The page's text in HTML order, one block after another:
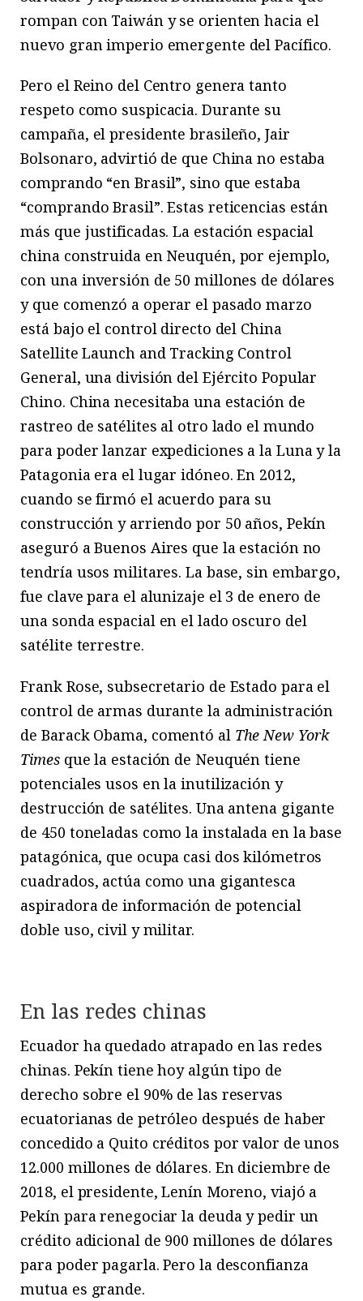
rompan con Taiwán y se orienten hacia el
nuevo gran imperio emergente del Pacífico.
Pero el Reino del Centro genera tanto
respeto como suspicacia. Durante su
campaña, el presidente brasileño, Jair
Bolsonaro, advirtió de que China no estaba
comprando “en Brasil”, sino que estaba
“comprando Brasil”. Estas reticencias están
más que justificadas. La estación espacial
china construida en Neuquén, por ejemplo,
con una inversión de 50 millones de dólares
y que comenzó a operar el pasado marzo
está bajo el control directo del China
Satellite Launch and Tracking Control
General, una división del Ejército Popular
Chino. China necesitaba una estación de
rastreo de satélites al otro lado el mundo
para poder lanzar expediciones a la Luna y la
Patagonia era el lugar idóneo. En 2012,
cuando se firmó el acuerdo para su
construcción y arriendo por 50 años, Pekín
aseguró a Buenos Aires que la estación no
tendría usos militares. La base, sin embargo,
fue clave para el alunizaje el 3 de enero de
una sonda espacial en el lado oscuro del
satélite terrestre.
Frank Rose, subsecretario de Estado para el
control de armas durante la administración
de Barack Obama, comentó al The New York
Timesque la estación de Neuquén tiene
potenciales usos en la inutilización y
destrucción de satélites. Una antena gigante
de 450 toneladas como la instalada en la base
patagónica, que ocupa casi dos kilómetros
cuadrados, actúa como una gigantesca
aspiradora de información de potencial
doble uso, civil y militar.
En las redes chinas
Ecuador ha quedado atrapado en las redes
chinas. Pekín tiene hoy algún tipo de
derecho sobre el 90% de las reservas
ecuatorianas de petróleo después de haber
concedido a Quito créditos por valor de unos
12.000 millones de dólares. En diciembre de
2018, el presidente, Lenín Moreno, viajó a
Pekín para renegociar la deuda y pedir un
crédito adicional de 900 millones de dólares
para poder pagarla. Pero la desconfianza
mutua es grande.